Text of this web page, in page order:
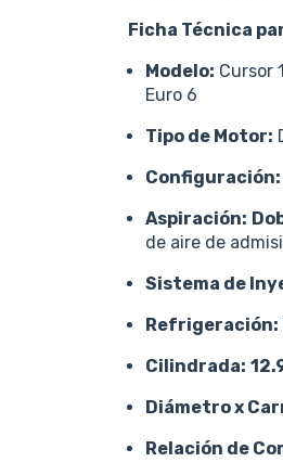
Ficha Técnica
Modelo: Cursor
Euro 6
Tipo de Motor:
Configuración:
Aspiración:
de aire de
Sistema de
Refrigeración:
Cilindrada:
Diámetro x
Relación de